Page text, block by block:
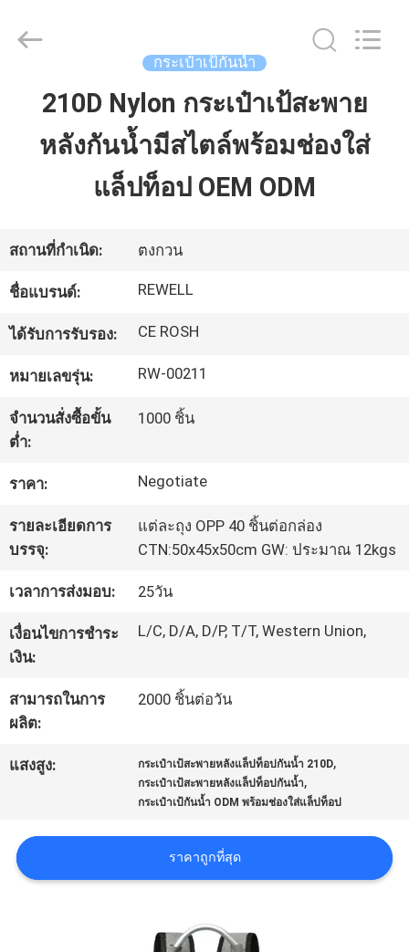
บ้าน
เกี่ยว
กับ
เรา
โรงงาน
คุณภาพ
แผนผัง
เว็บไซต์
PRIVACY
POLICY
2026
ReWell
กระเป๋าเป้กันน้ำ
210D Nylon กระเป๋าเป้สะพาย
หลังกันน้ำมีสไตล์พร้อมช่องใส่
แล็ปท็อป OEM ODM
สถานที่กำเนิด: ตงกวน
ชื่อแบรนด์: REWELL
ได้รับการรับรอง: CE ROSH
หมายเลขรุ่น: RW-00211
จำนวนสั่งซื้อขั้น
ต่ำ:
1000 ชิ้น
ราคา: Negotiate
รายละเอียดการ
บรรจุ:
แต่ละถุง OPP 40 ชิ้นต่อกล่อง
CTN:50x45x50cm GW: ประมาณ 12kgs
เวลาการส่งมอบ: 25วัน
เงื่อนไขการชำระ
เงิน:
L/C, D/A, D/P, T/T, Western Union,
สามารถในการ
ผลิต:
2000 ชิ้นต่อวัน
แสงสูง: กระเป๋าเป้สะพายหลังแล็ปท็อปกันน้ำ 210D,
กระเป๋าเป้สะพายหลังแล็ปท็อปกันน้ำ,
กระเป๋าเป้กันน้ำ ODM พร้อมช่องใส่แล็ปท็อป
ราคาถูกที่สุด